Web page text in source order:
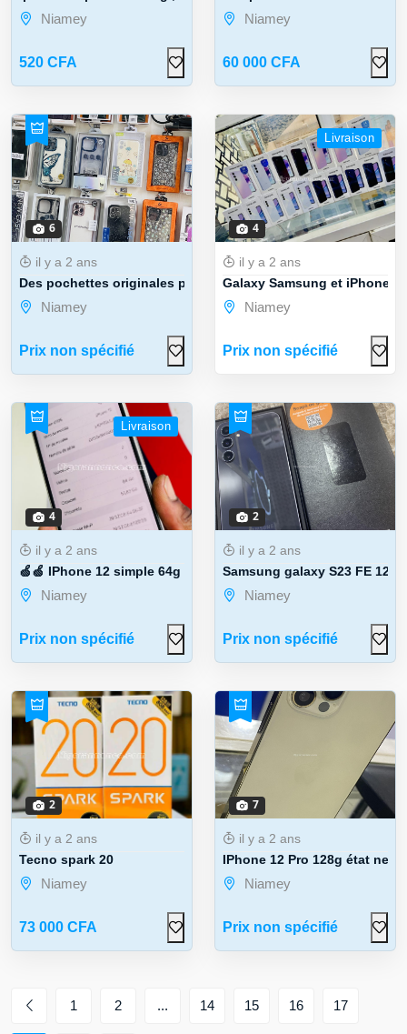
Niamey
520 CFA
Niamey
60 000 CFA
6
il y a 2 ans
Des pochettes originales pour iphone et ...
Niamey
Prix non spécifié
4
Livraison
il y a 2 ans
Galaxy Samsung et iPhones
Niamey
Prix non spécifié
4
Livraison
il y a 2 ans
🍏🍏 IPhone 12 simple 64g et batteries 9 ...
Niamey
Prix non spécifié
2
il y a 2 ans
Samsung galaxy S23 FE
Niamey
Prix non spécifié
2
il y a 2 ans
Tecno spark 20
Niamey
73 000 CFA
7
il y a 2 ans
IPhone 12 Pro 128g état neuf
Niamey
Prix non spécifié
1 2 ... 14 15 16 17